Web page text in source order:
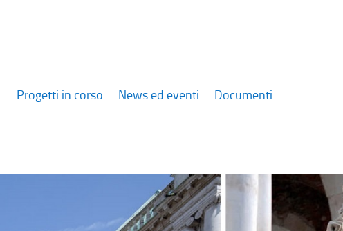
Progetti in corso News ed eventi Documenti